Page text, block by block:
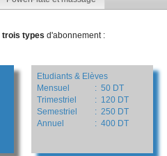
trois types d'abonnement :
Etudiants & Elèves
Mensuel
: 50 DT
Trimestriel
: 120 DT
Semestriel
: 250 DT
Annuel
: 400 DT